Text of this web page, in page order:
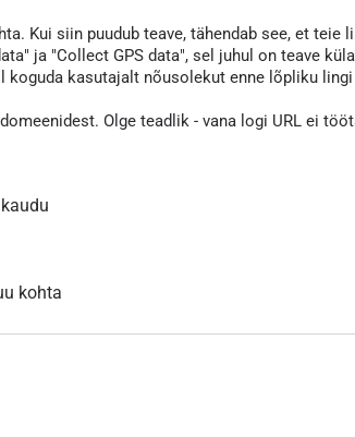
Kui siin puudub teave, tähendab see, et teie
ja "Collect GPS data", sel juhul on teave
kasutajalt nõusolekut enne lõpliku
Olge teadlik - vana logi URL ei
kohta